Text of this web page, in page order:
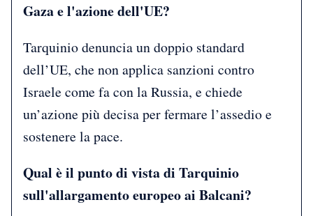
Gaza e l'azione dell'UE?
Tarquinio denuncia un doppio standard
dell’UE, che non applica sanzioni contro
Israele come fa con la Russia, e chiede
un’azione più decisa per fermare l’assedio e
sostenere la pace.
Qual è il punto di vista di Tarquinio
sull'allargamento europeo ai Balcani?